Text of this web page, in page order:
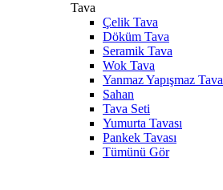
Tava
Çelik Tava
Döküm Tava
Seramik Tava
Wok Tava
Yanmaz Yapışmaz Tava
Sahan
Tava Seti
Yumurta Tavası
Pankek Tavası
Tümünü Gör